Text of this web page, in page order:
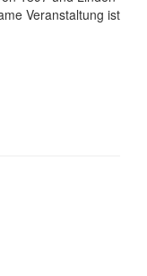
Veranstaltung ist